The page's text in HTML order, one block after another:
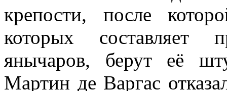
крепости, после
которых составляет
янычаров, берут её
Мартин де Варгас